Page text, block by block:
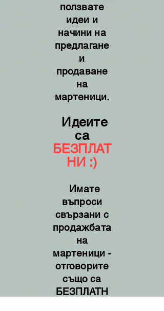
ползвате
идеи и
начини на
предлагане
и
продаване
на
мартеници.
Идеите
са
БЕЗПЛАТ
НИ :)
Имате
въпроси
свързани с
продажбата
на
мартеници -
отговорите
също са
БЕЗПЛАТН